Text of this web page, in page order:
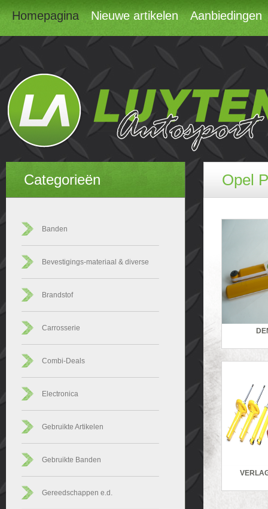
Homepagina Nieuwe artikelen Aanbiedingen
Categorieën
Banden
Bevestigings-materiaal & diverse
Brandstof
Carrosserie
Combi-Deals
Electronica
Gebruikte Artikelen
Gebruikte Banden
Gereedschappen e.d.
Opel